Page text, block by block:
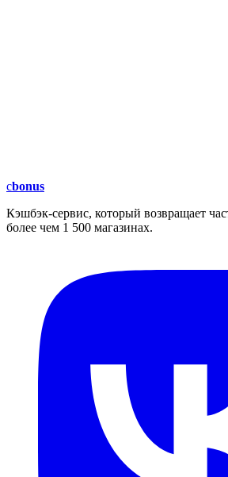
cbonus
Кэшбэк-сервис, который возвращает
более чем 1 500 магазинах.